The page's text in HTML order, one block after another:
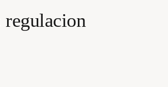
regulacion